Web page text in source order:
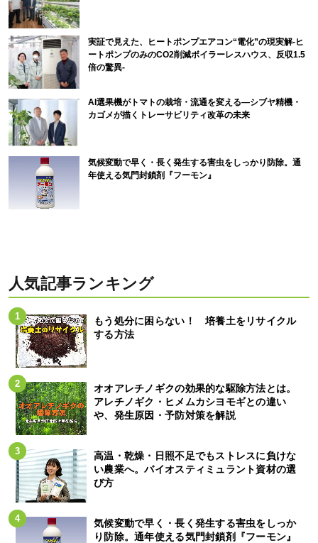
実証で見えた、ヒートポンプエアコン“電化”の現実解-ヒ
ートポンプのみのCO2削減ボイラーレスハウス、反収1.5
倍の驚異-
AI選果機がトマトの栽培・流通を変える―シブヤ精機・
カゴメが描くトレーサビリティ改革の未来
気候変動で早く・長く発生する害虫をしっかり防除。通
年使える気門封鎖剤『フーモン』
人気記事ランキング
もう処分に困らない！ 培養土をリサイクル
する方法
オオアレチノギクの効果的な駆除方法とは。
アレチノギク・ヒメムカシヨモギとの違い
や、発生原因・予防対策を解説
高温・乾燥・日照不足でもストレスに負けな
い農業へ。バイオスティミュラント資材の選
び方
気候変動で早く・長く発生する害虫をしっか
り防除。通年使える気門封鎖剤『フーモン』